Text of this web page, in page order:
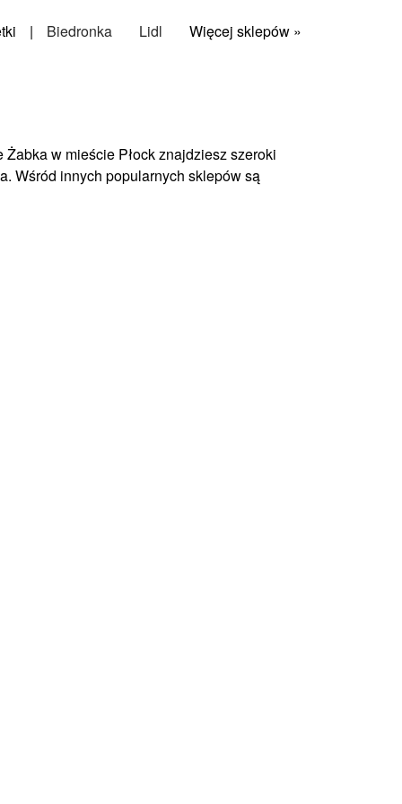
| Biedronka Lidl Więcej sklepów »
w mieście Płock znajdziesz szeroki
Wśród innych popularnych sklepów są